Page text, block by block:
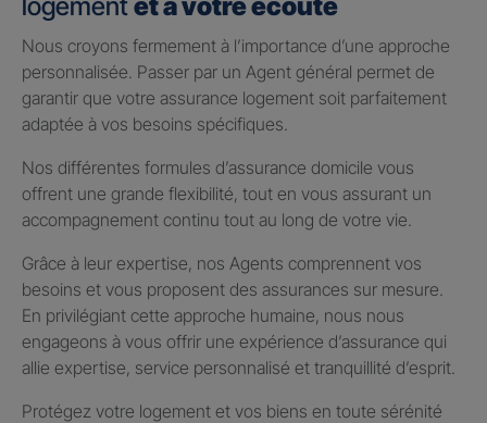
Nous croyons fermement à l’importance d’une approche
personnalisée. Passer par un Agent général permet de
garantir que votre assurance logement soit parfaitement
adaptée à vos besoins spécifiques.
Nos différentes formules d’assurance domicile vous
offrent une grande flexibilité, tout en vous assurant un
accompagnement continu tout au long de votre vie.
Grâce à leur expertise, nos Agents comprennent vos
besoins et vous proposent des assurances sur mesure.
En privilégiant cette approche humaine, nous nous
engageons à vous offrir une expérience d’assurance qui
allie expertise, service personnalisé et tranquillité d’esprit.
Protégez votre logement et vos biens en toute sérénité